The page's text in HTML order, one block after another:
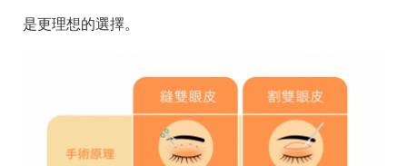
是更理想的選擇。